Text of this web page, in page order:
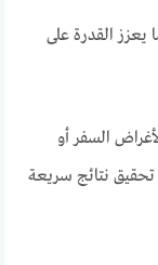
يعزز القدرة على
السفر أو
تحقيق نتائج سريعة